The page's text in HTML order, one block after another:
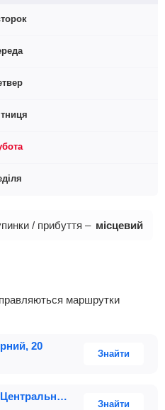
12:30
/ прибуття – місцевий
20
Знайти
Запоріжжя, Автовокзал "Центральний", проспект Соборний; будинок 20
Знайти